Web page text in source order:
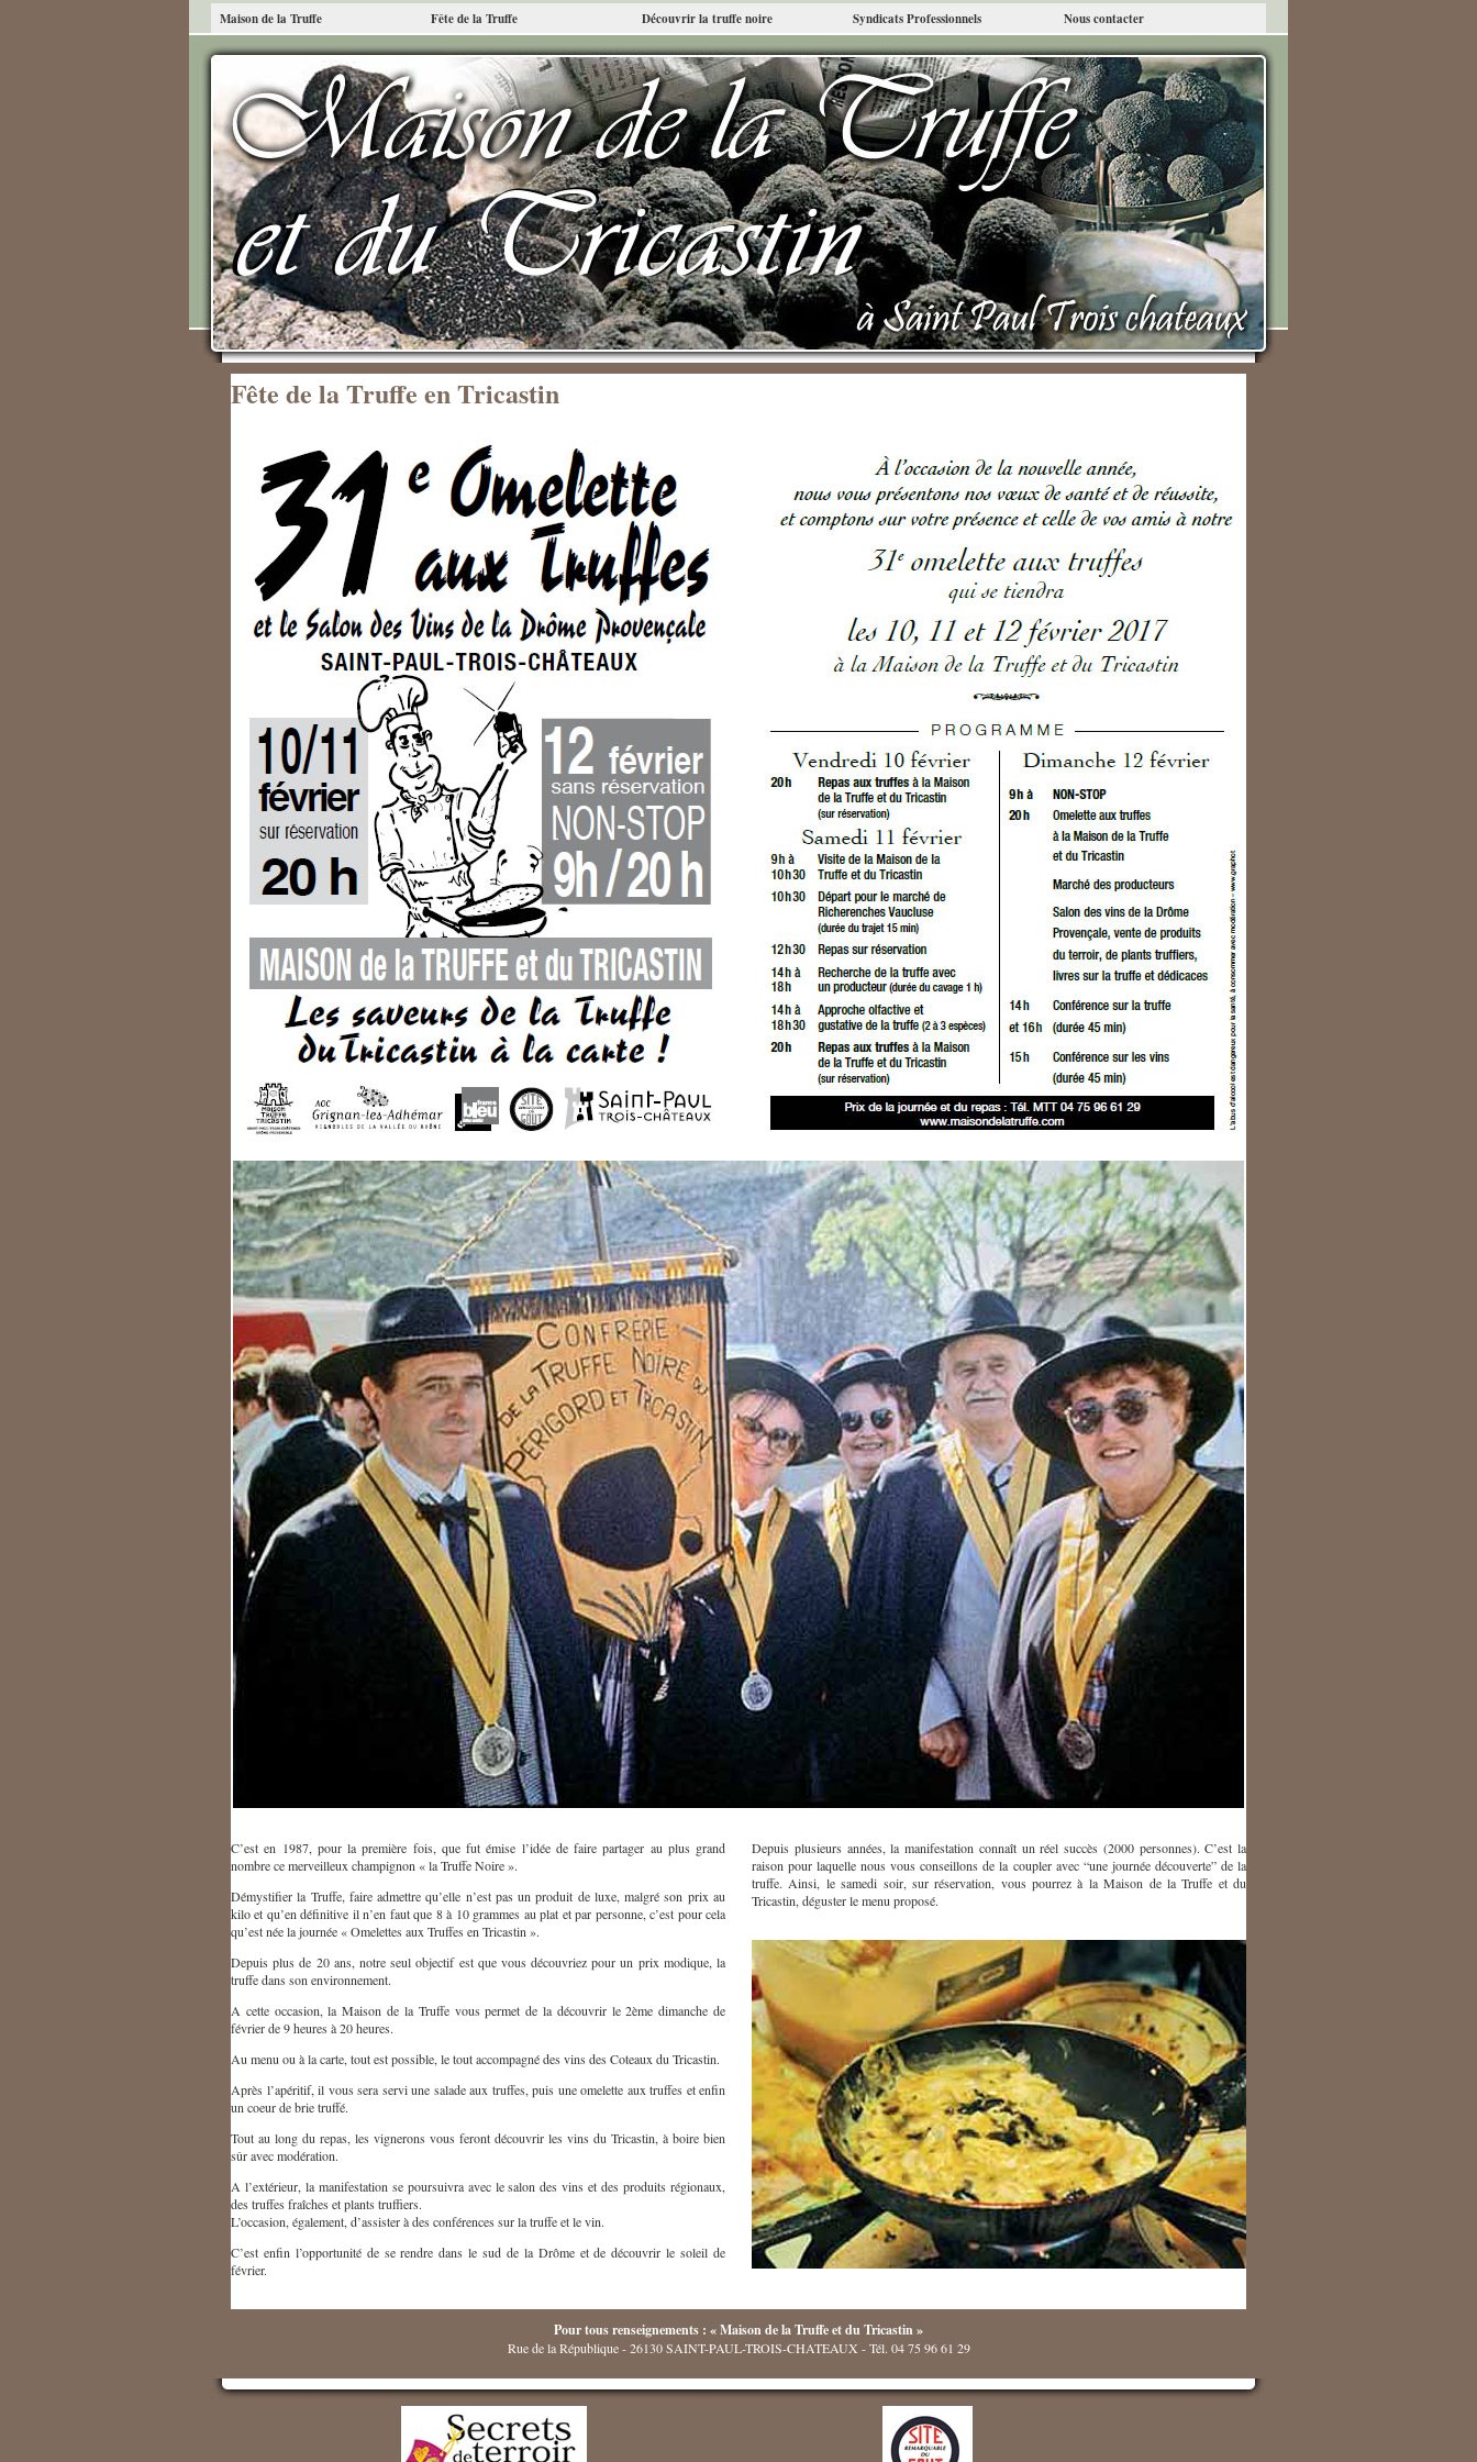
Maison de la Truffe Fête de la Truffe Découvrir la truffe noire Syndicats Professionnels Nous contacter
Fête de la Truffe en Tricastin
C’est en 1987, pour la première fois, que fut émise l’idée de faire partager au plus grand
nombre ce merveilleux champignon « la Truffe Noire ».
Démystifier la Truffe, faire admettre qu’elle n’est pas un produit de luxe, malgré son prix au
kilo et qu’en définitive il n’en faut que 8 à 10 grammes au plat et par personne, c’est pour cela
qu’est née la journée « Omelettes aux Truffes en Tricastin ».
Depuis plus de 20 ans, notre seul objectif est que vous découvriez pour un prix modique, la
truffe dans son environnement.
A cette occasion, la Maison de la Truffe vous permet de la découvrir le 2ème dimanche de
février de 9 heures à 20 heures.
Au menu ou à la carte, tout est possible, le tout accompagné des vins des Coteaux du Tricastin.
Après l’apéritif, il vous sera servi une salade aux truffes, puis une omelette aux truffes et enfin
un coeur de brie truffé.
Tout au long du repas, les vignerons vous feront découvrir les vins du Tricastin, à boire bien
sûr avec modération.
A l’extérieur, la manifestation se poursuivra avec le salon des vins et des produits régionaux,
des truffes fraîches et plants truffiers.
L’occasion, également, d’assister à des conférences sur la truffe et le vin.
C’est enfin l’opportunité de se rendre dans le sud de la Drôme et de découvrir le soleil de
février.
Depuis plusieurs années, la manifestation connaît un réel succès (2000 personnes). C’est la
raison pour laquelle nous vous conseillons de la coupler avec “une journée découverte” de la
truffe. Ainsi, le samedi soir, sur réservation, vous pourrez à la Maison de la Truffe et du
Tricastin, déguster le menu proposé.
Pour tous renseignements : « Maison de la Truffe et du Tricastin »
Rue de la République - 26130 SAINT-PAUL-TROIS-CHATEAUX - Tél. 04 75 96 61 29